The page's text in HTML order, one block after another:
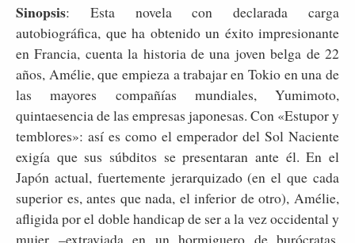
Sinopsis: Esta novela con declarada carga
autobiográfica, que ha obtenido un éxito impresionante
en Francia, cuenta la historia de una joven belga de 22
años, Amélie, que empieza a trabajar en Tokio en una de
las mayores compañías mundiales, Yumimoto,
quintaesencia de las empresas japonesas. Con «Estupor y
temblores»: así es como el emperador del Sol Naciente
exigía que sus súbditos se presentaran ante él. En el
Japón actual, fuertemente jerarquizado (en el que cada
superior es, antes que nada, el inferior de otro), Amélie,
afligida por el doble handicap de ser a la vez occidental y
mujer –extraviada en un hormiguero de burócratas,